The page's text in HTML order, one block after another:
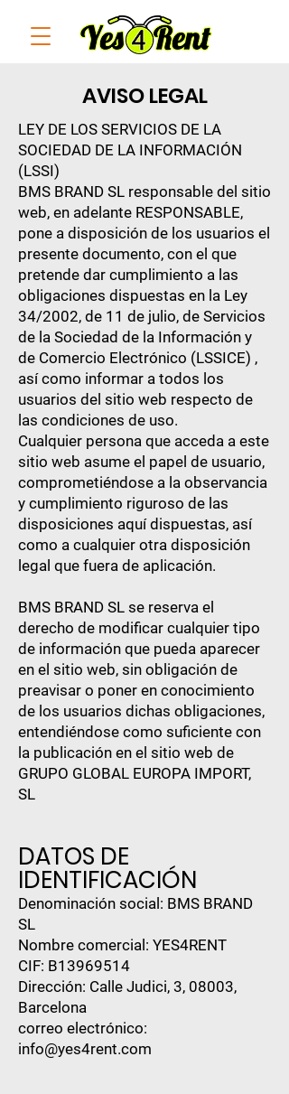
AVISO LEGAL
LEY DE LOS SERVICIOS DE LA
SOCIEDAD DE LA INFORMACIÓN
(LSSI)
BMS BRAND SL responsable del sitio
web, en adelante RESPONSABLE,
pone a disposición de los usuarios el
presente documento, con el que
pretende dar cumplimiento a las
obligaciones dispuestas en la Ley
34/2002, de 11 de julio, de Servicios
de la Sociedad de la Información y
de Comercio Electrónico (LSSICE) ,
así como informar a todos los
usuarios del sitio web respecto de
las condiciones de uso.
Cualquier persona que acceda a este
sitio web asume el papel de usuario,
comprometiéndose a la observancia
y cumplimiento riguroso de las
disposiciones aquí dispuestas, así
como a cualquier otra disposición
legal que fuera de aplicación.
BMS BRAND SL se reserva el
derecho de modificar cualquier tipo
de información que pueda aparecer
en el sitio web, sin obligación de
preavisar o poner en conocimiento
de los usuarios dichas obligaciones,
entendiéndose como suficiente con
la publicación en el sitio web de
GRUPO GLOBAL EUROPA IMPORT,
SL
DATOS DE
IDENTIFICACIÓN
Denominación social: BMS BRAND
SL
Nombre comercial: YES4RENT
CIF: B13969514
Dirección: Calle Judici, 3, 08003,
Barcelona
correo electrónico:
info@yes4rent.com